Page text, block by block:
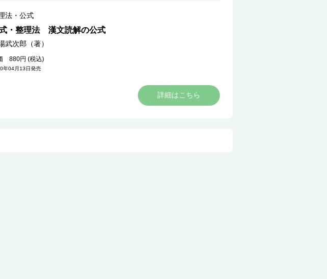
法・公式
・整理法 漢文読解の公式
武次郎（著）
880円 (税込)
年04月13日発売
詳細はこちら